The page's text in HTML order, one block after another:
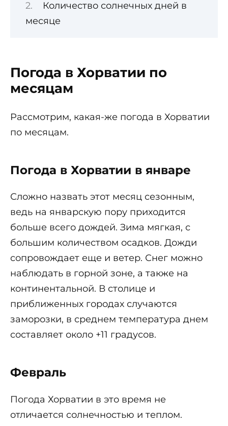
Количество солнечных дней в
месяце
Погода в Хорватии по
месяцам
Рассмотрим, какая-же погода в Хорватии
по месяцам.
Погода в Хорватии в январе
Сложно назвать этот месяц сезонным,
ведь на январскую пору приходится
больше всего дождей. Зима мягкая, с
большим количеством осадков. Дожди
сопровождает еще и ветер. Снег можно
наблюдать в горной зоне, а также на
континентальной. В столице и
приближенных городах случаются
заморозки, в среднем температура днем
составляет около +11 градусов.
Февраль
Погода Хорватии в это время не
отличается солнечностью и теплом.